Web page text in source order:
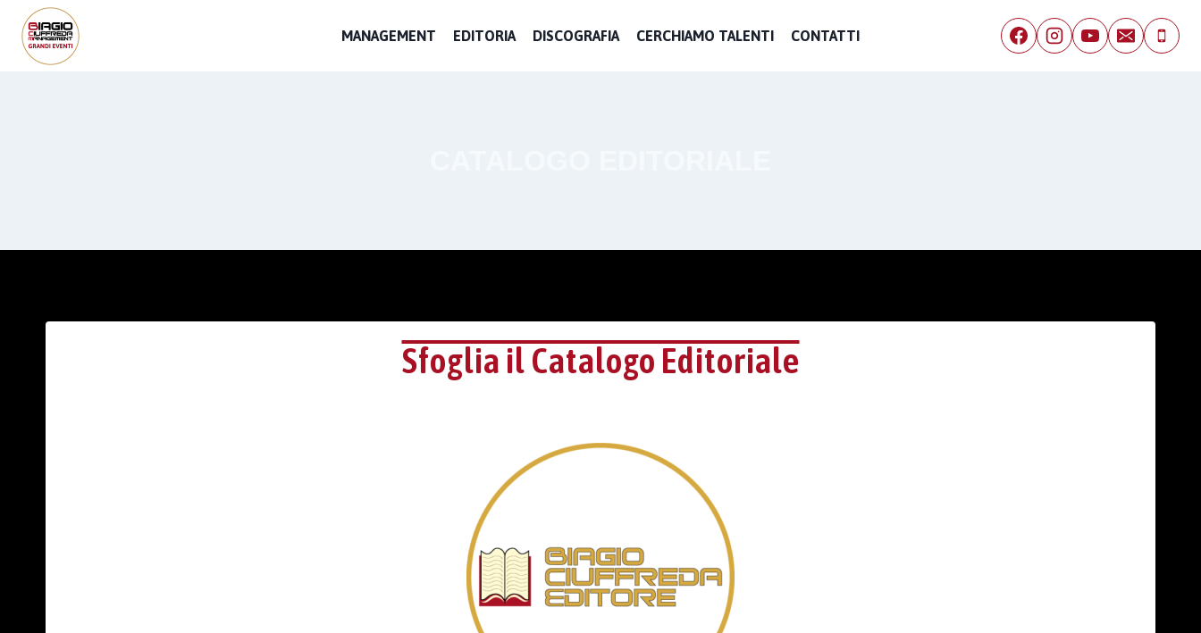
MANAGEMENT EDITORIA DISCOGRAFIA CERCHIAMO TALENTI CONTATTI
Sfoglia il Catalogo Editoriale